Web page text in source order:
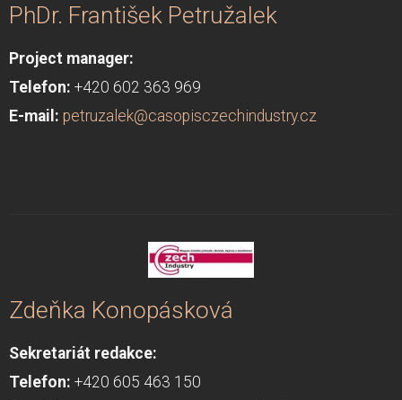
PhDr. František Petružalek
Project manager:
Telefon: +420 602 363 969
E-mail: petruzalek@casopisczechindustry.cz
Zdeňka Konopásková
Sekretariát redakce:
Telefon: +420 605 463 150